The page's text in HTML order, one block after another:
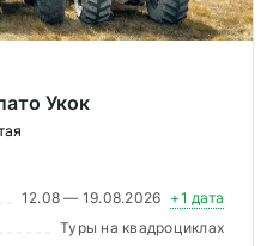
Укок
12.08 — 19.08.2026 +1 дата
Туры на квадроциклах